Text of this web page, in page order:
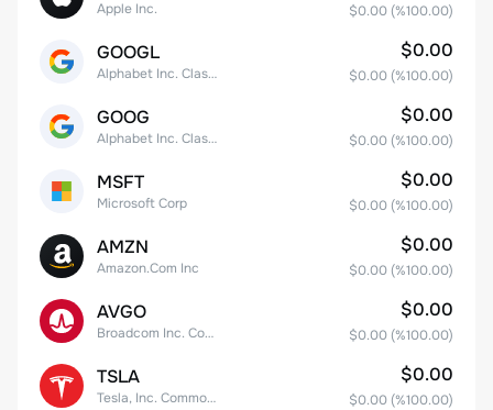
Apple Inc. $0.00 (%100.00)
GOOGL
Alphabet Inc. Class A Common Stock
$0.00
$0.00 (%100.00)
GOOG
Alphabet Inc. Class C Capital Stock
$0.00
$0.00 (%100.00)
MSFT
Microsoft Corp
$0.00
$0.00 (%100.00)
AMZN
Amazon.Com Inc
$0.00
$0.00 (%100.00)
AVGO
Broadcom Inc. Common Stock
$0.00
$0.00 (%100.00)
TSLA
Tesla, Inc. Common Stock
$0.00
$0.00 (%100.00)